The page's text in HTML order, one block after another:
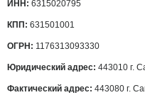
ИНН: 6315020795
КПП: 631501001
ОГРН: 1176313093330
Юридический адрес: 443010 г.
Фактический адрес: 443080 г.